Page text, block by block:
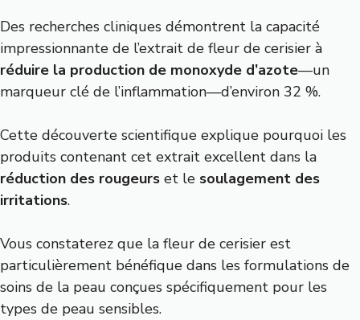
Des recherches cliniques démontrent la capacité
impressionnante de l’extrait de fleur de cerisier à
réduire la production de monoxyde d’azote—un
marqueur clé de l’inflammation—d’environ 32 %.
Cette découverte scientifique explique pourquoi les
produits contenant cet extrait excellent dans la
réduction des rougeurs et le soulagement des
irritations.
Vous constaterez que la fleur de cerisier est
particulièrement bénéfique dans les formulations de
soins de la peau conçues spécifiquement pour les
types de peau sensibles.